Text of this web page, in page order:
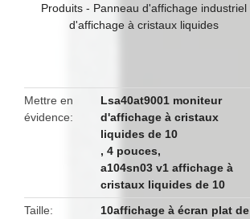
Produits - Panneau d'affichage industriel
d'affichage à cristaux liquides
Mettre en
évidence
Lsa40at9001 moniteur
d'affichage à cristaux
liquides de 10
,4 pouces,
a104sn03 v1 affichage à
cristaux liquides de 10
Taille
10affichage à écran plat de